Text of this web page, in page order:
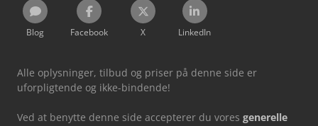
Blog Facebook X LinkedIn
Alle oplysninger, tilbud og priser på denne side er
uforpligtende og ikke-bindende!
Ved at benytte denne side accepterer du vores generelle